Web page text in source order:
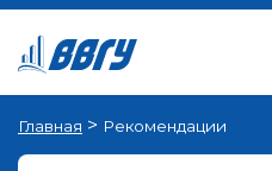
Главная > Рекомендации